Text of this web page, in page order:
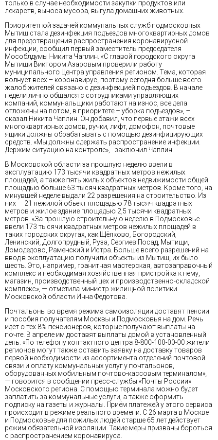
только в случае необходимости закупки продуктов или
лекарств, выноса мусора, выгула домашних животных.
Приоритетной задачей коммунальных служб подмосковных
Мытищ стала дезинфекция подъездов многоквартирных домов
для предотвращения распространения коронавирусной
инфекции, сообщил первый заместитель председателя
Мособлдумы Никита Чаплин. «С главой городского округа
Мытищи Виктором Азаровым проверили работу
муниципального Центра управления регионом. Тема, которая
волнует всех – коронавирус, поэтому сегодня больше всего
жалоб жителей связано с дезинфекцией подъездов. В начале
недели лично общался с сотрудниками управляющих
компаний, коммунальщики работают на износ, все дела
отложены на потом, в приоритете – уборка подъездов», –
сказал Никита Чаплин. Он добавил, что первые этажи всех
многоквартирных домов, ручки, лифт, домофон, почтовые
ящики должны обрабатывать с помощью дезинфицирующих
средств. «Мы должны сдержать распространение инфекции.
Держим ситуацию на контроле», - заключил Чаплин.
В Московской области за прошлую неделю ввели в
эксплуатацию 173 тысячи квадратных метров нежилых
площадей, а также пять жилых объектов недвижимости общей
площадью больше 63 тысяч квадратных метров. Кроме того, на
минувшей неделе выдали 22 разрешения на строительство. Из
них — 21 нежилой объект площадью 78 тысяч квадратных
метров и жилое здание площадью 2,5 тысячи квадратных
метров. «За прошлую строительную неделю в Подмосковье
ввели 173 тысячи квадратных метров нежилых площадей в
таких городских округах, как Щёлково, Богородский,
Ленинский, Долгопрудный, Руза, Сергиев Посад, Мытищи,
Домодедово, Раменский и Истра. Больше всего разрешений на
ввод в эксплуатацию получили объекты из Мытищ, их было
шесть. Это, например, гранитная мастерская, автозаправочный
комплекс и необходимая хозяйственная пристройка к нему,
магазин, производственный цех и производственно-складской
комплекс», — отметила министр жилищной политики
Московской области Инна Федотова.
Почтальоны во время режима самоизоляции доставят пенсии
и пособия получателям Москвы и Подмосковья на дом. Речь
идёт о тех 8% пенсионеров, которые получают выплаты на
почте. В апреле им доставят выплаты домой в установленный
день. «По телефону контактного центра 8-800-100-00-00 жители
регионов могут также оставить заявку на доставку товаров
первой необходимости из ассортимента отделений почтовой
связи и оплату коммунальных услуг у почтальонов,
оборудованных мобильным почтово-кассовым терминалом»,
— говорится в сообщении пресс-службы «Почты России»
Московского региона. С помощью терминала можно будет
заплатить за коммунальные услуги, а также оформить
подписку на газеты и журналы. Приём платежей у этого сервиса
происходит в режиме реального времени. С 26 марта в Москве
и Подмосковье для пожилых людей старше 65 лет действует
режим обязательной изоляции. Такие меры призваны бороться
с распространением коронавируса.